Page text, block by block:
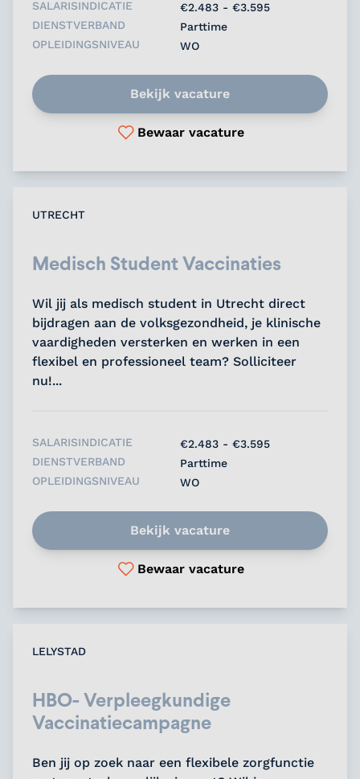
SALARISINDICATIE
€2.483 - €3.595
DIENSTVERBAND
Parttime
OPLEIDINGSNIVEAU
WO
Bekijk vacature
Bewaar vacature
UTRECHT
Medisch Student Vaccinaties
Wil jij als medisch student in Utrecht direct
bijdragen aan de volksgezondheid, je klinische
vaardigheden versterken en werken in een
flexibel en professioneel team? Solliciteer
nu!...
SALARISINDICATIE
€2.483 - €3.595
DIENSTVERBAND
Parttime
OPLEIDINGSNIVEAU
WO
Bekijk vacature
Bewaar vacature
LELYSTAD
HBO- Verpleegkundige
Vaccinatiecampagne
Ben jij op zoek naar een flexibele zorgfunctie